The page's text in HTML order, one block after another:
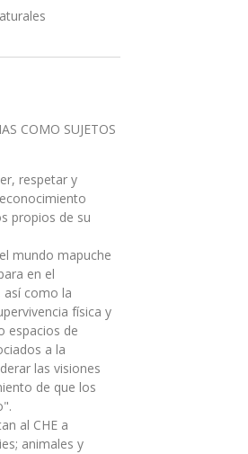
COMO SUJETOS
respetar y
propios de su
mundo mapuche
en el
así como la
física y
espacios de
a la
las visiones
de que los
al CHE a
animales y